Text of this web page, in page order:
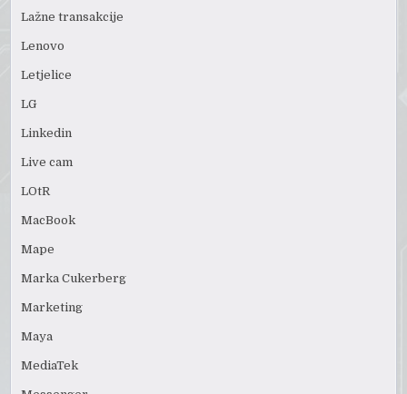
Lažne transakcije
Lenovo
Letjelice
LG
Linkedin
Live cam
LOtR
MacBook
Mape
Marka Cukerberg
Marketing
Maya
MediaTek